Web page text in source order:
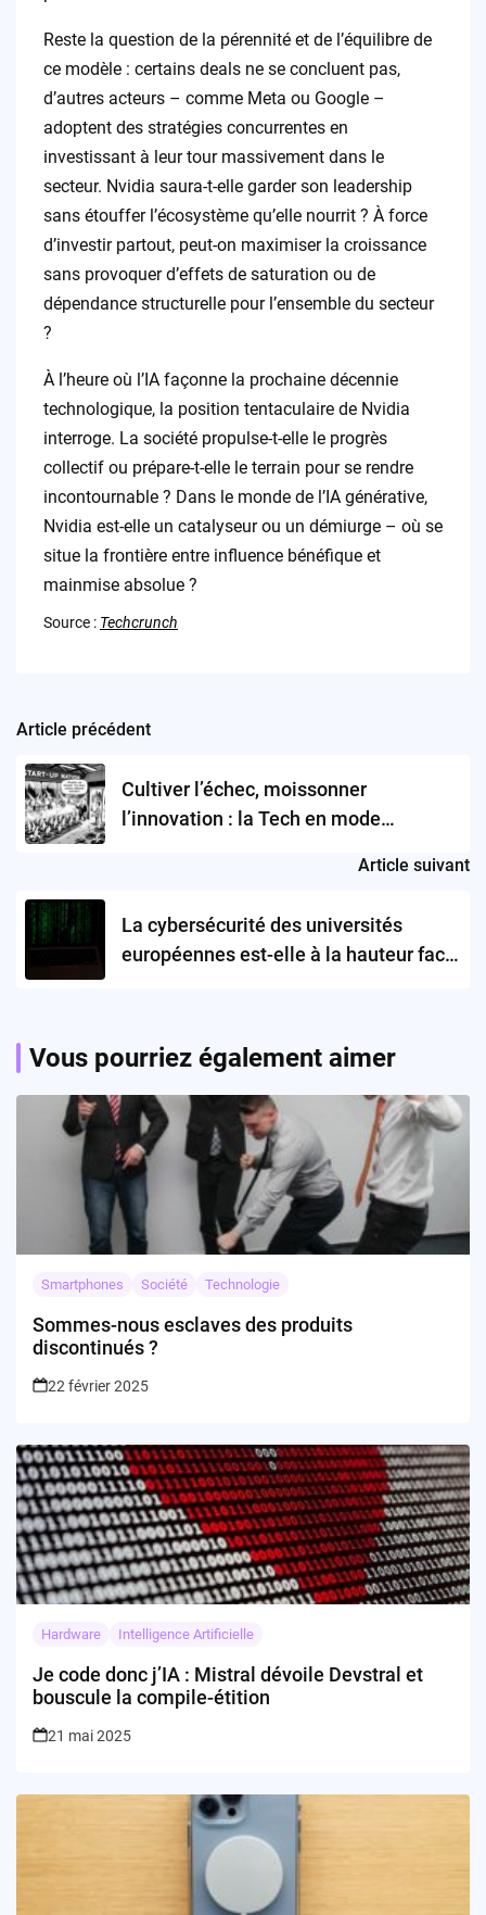
Reste la question de la pérennité et de l’équilibre de
ce modèle : certains deals ne se concluent pas,
d’autres acteurs – comme Meta ou Google –
adoptent des stratégies concurrentes en
investissant à leur tour massivement dans le
secteur. Nvidia saura-t-elle garder son leadership
sans étouffer l’écosystème qu’elle nourrit ? À force
d’investir partout, peut-on maximiser la croissance
sans provoquer d’effets de saturation ou de
dépendance structurelle pour l’ensemble du secteur
?
À l’heure où l’IA façonne la prochaine décennie
technologique, la position tentaculaire de Nvidia
interroge. La société propulse-t-elle le progrès
collectif ou prépare-t-elle le terrain pour se rendre
incontournable ? Dans le monde de l’IA générative,
Nvidia est-elle un catalyseur ou un démiurge – où se
situe la frontière entre influence bénéfique et
mainmise absolue ?
Source : Techcrunch
Post
navigation
Article précédent
Cultiver l’échec, moissonner
l’innovation : la Tech en mode
Article suivant
La cybersécurité des universités
européennes est-elle à la hauteur face
Vous pourriez également aimer
Smartphones Société Technologie
Sommes-nous esclaves des produits
discontinués ?
22 février 2025
Hardware Intelligence Artificielle
Je code donc j’IA : Mistral dévoile Devstral et
bouscule la compile-étition
21 mai 2025